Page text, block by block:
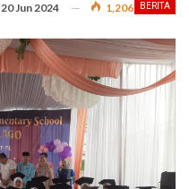
BERITA
20 Jun 2024 1,206